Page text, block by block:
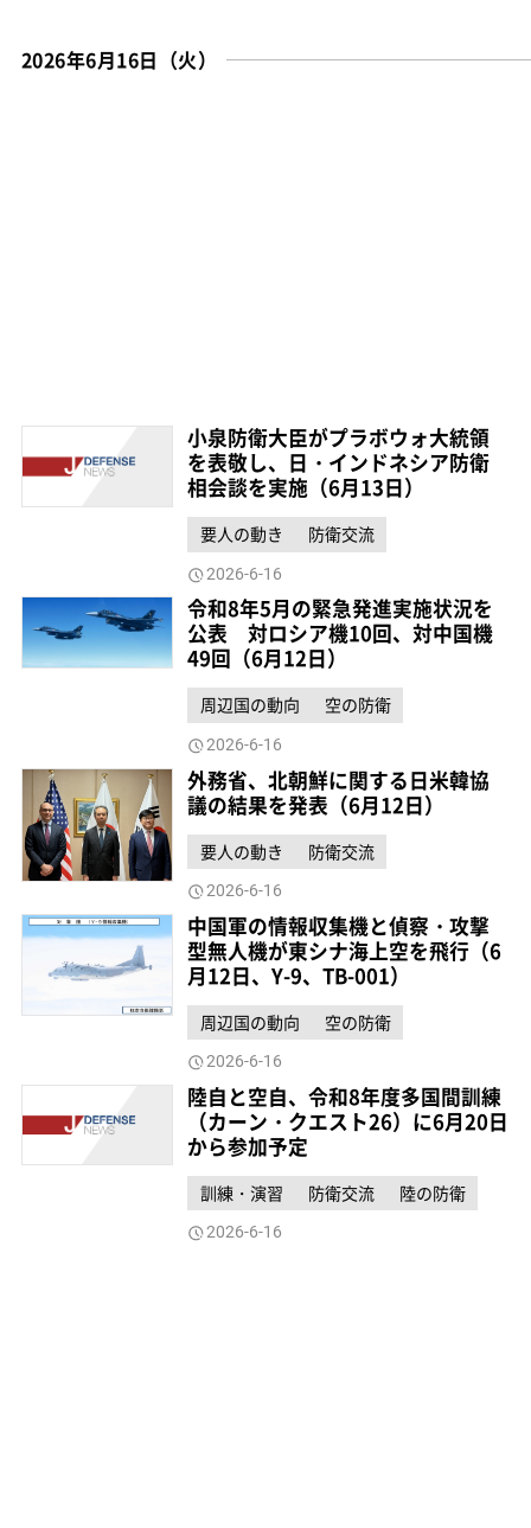
2026年6月16日（火）
小泉防衛大臣がプラボウォ大統領
を表敬し、日・インドネシア防衛
相会談を実施（6月13日）
要人の動き 防衛交流
2026-6-16
令和8年5月の緊急発進実施状況を
公表 対ロシア機10回、対中国機
49回（6月12日）
周辺国の動向 空の防衛
2026-6-16
外務省、北朝鮮に関する日米韓協
議の結果を発表（6月12日）
要人の動き 防衛交流
2026-6-16
中国軍の情報収集機と偵察・攻撃
型無人機が東シナ海上空を飛行（6
月12日、Y-9、TB-001）
周辺国の動向 空の防衛
2026-6-16
陸自と空自、令和8年度多国間訓練
（カーン・クエスト26）に6月20日
から参加予定
訓練・演習 防衛交流 陸の防衛
2026-6-16